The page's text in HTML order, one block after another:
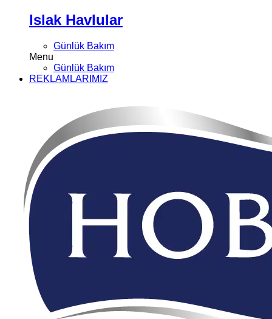
Islak Havlular
Günlük Bakım
Menu
Günlük Bakım
REKLAMLARIMIZ